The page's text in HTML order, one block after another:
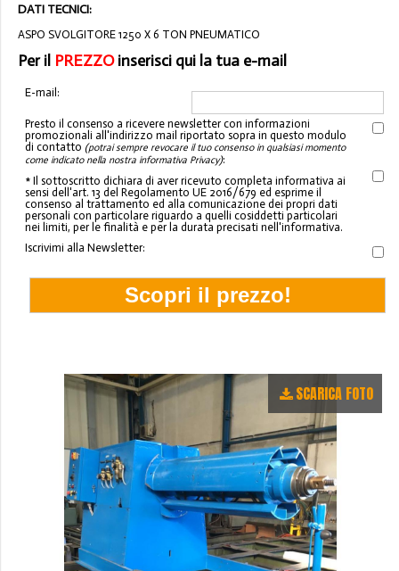
DATI TECNICI:
ASPO SVOLGITORE 1250 X 6 TON PNEUMATICO
Per il PREZZOinserisci qui la tua e-mail
E-mail:
Presto il consenso a ricevere newsletter con informazioni
promozionali all'indirizzo mail riportato sopra in questo modulo
di contatto (potrai sempre revocare il tuo consenso in qualsiasi momento
come indicato nella nostra informativa Privacy):
* Il sottoscritto dichiara di aver ricevuto completa informativa ai
sensi dell'art. 13 del Regolamento UE 2016/679 ed esprime il
consenso al trattamento ed alla comunicazione dei propri dati
personali con particolare riguardo a quelli cosiddetti particolari
nei limiti, per le finalità e per la durata precisati nell'informativa.
Iscrivimi alla Newsletter:
SCARICA FOTO